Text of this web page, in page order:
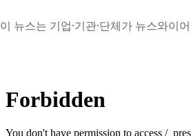
이 뉴스는 기업·기관·단체가 뉴스와이